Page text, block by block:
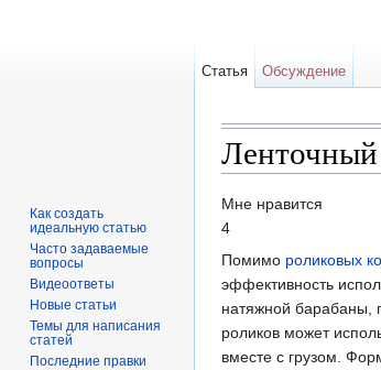
Ленточный
Мне нравится
4
Помимо роликовых
эффективность
натяжной барабаны,
роликов может
вместе с грузом.
Статья Обсуждение
Как создать
идеальную статью
Часто задаваемые
вопросы
Видеоответы
Новые статьи
Темы для написания
статей
Последние правки